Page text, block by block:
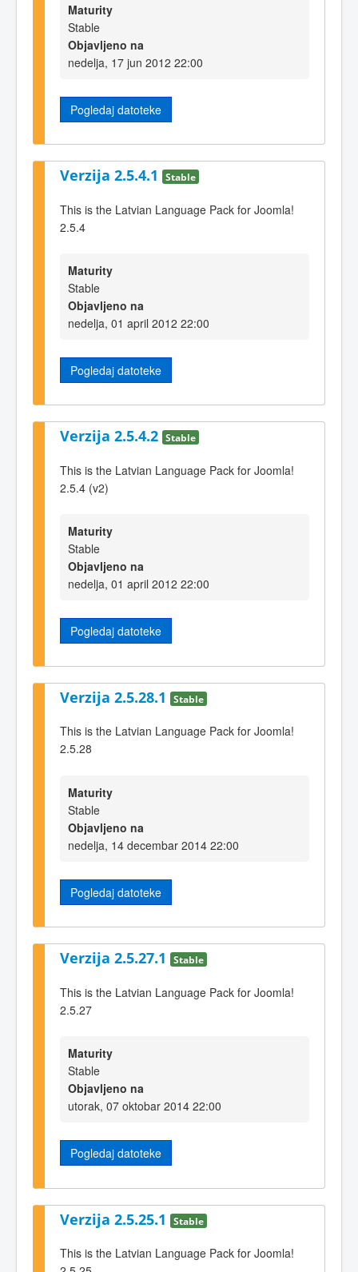
Maturity
Stable
Objavljeno na
nedelja, 17 jun 2012 22:00
Pogledaj datoteke
Verzija 2.5.4.1 Stable
This is the Latvian Language Pack for Joomla!
2.5.4
Maturity
Stable
Objavljeno na
nedelja, 01 april 2012 22:00
Pogledaj datoteke
Verzija 2.5.4.2 Stable
This is the Latvian Language Pack for Joomla!
2.5.4 (v2)
Maturity
Stable
Objavljeno na
nedelja, 01 april 2012 22:00
Pogledaj datoteke
Verzija 2.5.28.1 Stable
This is the Latvian Language Pack for Joomla!
2.5.28
Maturity
Stable
Objavljeno na
nedelja, 14 decembar 2014 22:00
Pogledaj datoteke
Verzija 2.5.27.1 Stable
This is the Latvian Language Pack for Joomla!
2.5.27
Maturity
Stable
Objavljeno na
utorak, 07 oktobar 2014 22:00
Pogledaj datoteke
Verzija 2.5.25.1 Stable
This is the Latvian Language Pack for Joomla!